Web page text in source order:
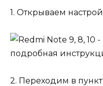
1. Открываем
2. Переходим в